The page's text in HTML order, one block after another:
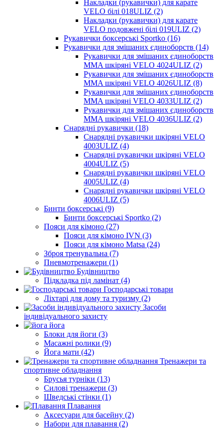
Накладки (рукавички) для карате
VELO білі 018ULIZ (2)
Накладки (рукавички) для карате
VELO подовжені білі 019ULIZ (2)
Рукавички боксерські Sportko (16)
Рукавички для змішаних єдиноборств (14)
Рукавички для змішаних єдиноборств
MMA шкіряні VELO 4024ULIZ (2)
Рукавички для змішаних єдиноборств
MMA шкіряні VELO 4026ULIZ (8)
Рукавички для змішаних єдиноборств
MMA шкіряні VELO 4033ULIZ (2)
Рукавички для змішаних єдиноборств
MMA шкіряні VELO 4036ULIZ (2)
Снарядні рукавички (18)
Снарядні рукавички шкіряні VELO
4003ULIZ (4)
Снарядні рукавички шкіряні VELO
4004ULIZ (5)
Снарядні рукавички шкіряні VELO
4005ULIZ (4)
Снарядні рукавички шкіряні VELO
4006ULIZ (5)
Бинти боксерські (9)
Бинти боксерські Sportko (2)
Пояси для кімоно (27)
Пояси для кімоно IVN (3)
Пояси для кімоно Matsa (24)
Зброя тренувальна (7)
Пневмотренажери (1)
Будівництво
Підкладка під ламінат (4)
Господарські товари
Ліхтарі для дому та туризму (2)
Засоби
індивідуального захисту
йога
Блоки для йоги (3)
Масажні ролики (9)
Йога мати (42)
Тренажери та
спортивне обладнання
Брусья турніки (13)
Силові тренажери (3)
Шведські стінки (1)
Плавання
Аксесуари для басейну (2)
Набори для плавання (2)